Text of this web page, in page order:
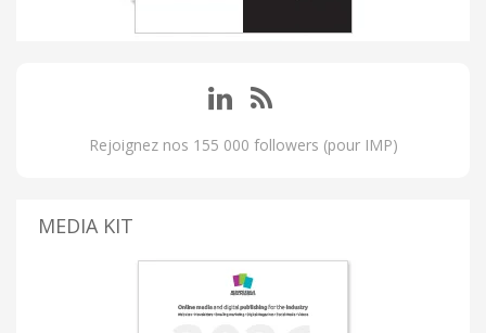
Rejoignez nos 155 000 followers (pour IMP)
MEDIA KIT